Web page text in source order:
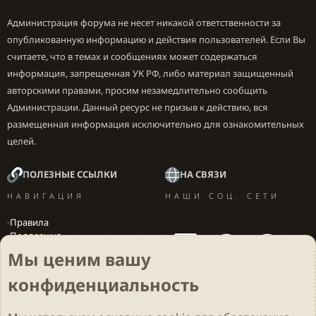
Администрация форума не несет никакой ответственности за
опубликованную информацию и действия пользователей. Если Вы
считаете, что в темах и сообщениях может содержаться
информация, запрещенная УК РФ, либо материал защищенный
авторскими правами, просим незамедлительно сообщить
Администрации. Данный ресурс не призыв к действию, вся
размещенная информация исключительно для ознакомительных
целей.
ПОЛЕЗНЫЕ ССЫЛКИ
НАВИГАЦИЯ
Правила
Поддержка
Локализация игр
НА СВЯЗИ
НАШИ СОЦ. СЕТИ
Мы ценим вашу
конфиденциальность